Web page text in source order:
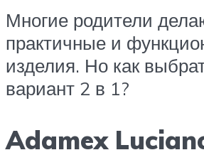
Многие родители
практичные и
изделия. Но как
вариант 2 в 1?
Adamex